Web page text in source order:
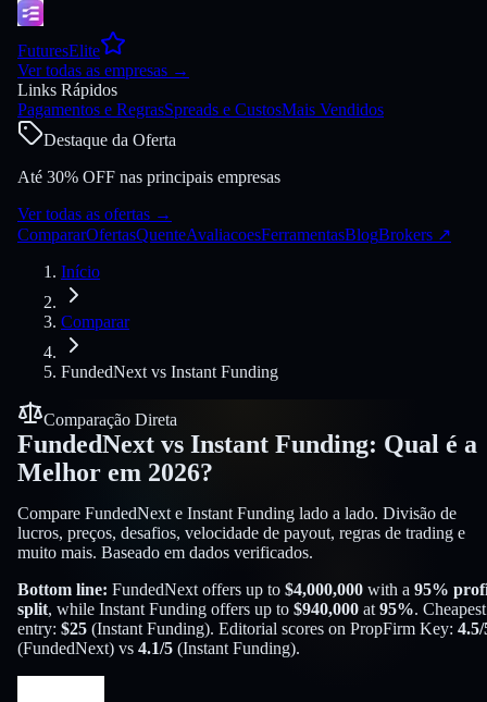
FuturesElite
Ver todas as empresas →
Links Rápidos
Pagamentos e RegrasSpreads e CustosMais Vendidos
Destaque da Oferta
Até 30% OFF nas principais empresas
Ver todas as ofertas →
CompararOfertasQuenteAvaliacoesFerramentasBlogBrokers ↗
Início
Comparar
FundedNext vs Instant Funding
Comparação Direta
FundedNext vs Instant Funding: Qual é a
Melhor em 2026?
Compare FundedNext e Instant Funding lado a lado. Divisão de
lucros, preços, desafios, velocidade de payout, regras de trading e
muito mais. Baseado em dados verificados.
Bottom line: FundedNext offers up to $4,000,000 with a 95%
split, while Instant Funding offers up to $940,000 at 95%. Cheapest
entry: $25 (Instant Funding). Editorial scores on PropFirm Key: 4.5/
(FundedNext) vs 4.1/5 (Instant Funding).